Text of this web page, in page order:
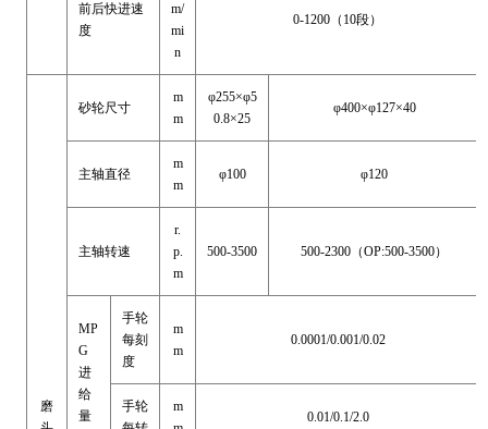
前后快进速
度
m/
mi
n
0-1200（10段）
磨
砂轮尺寸
m
m
φ255×φ5
0.8×25
φ400×φ127×40
主轴直径
m
m
φ100 φ120
主轴转速
r.
p.
m
500-3500 500-2300（OP:500-3500）
MP
G
进
给
量
手轮
每刻
度
m
m
0.0001/0.001/0.02
手轮
m
0.01/0.1/2.0